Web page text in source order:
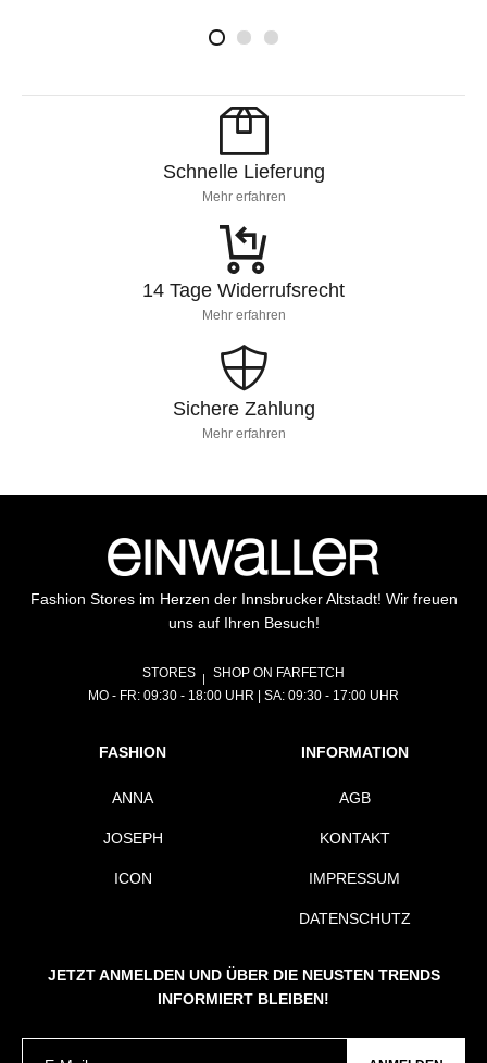
Schnelle Lieferung
Mehr erfahren
14 Tage Widerrufsrecht
Mehr erfahren
Sichere Zahlung
Mehr erfahren
Fashion Stores im Herzen der Innsbrucker Altstadt! Wir freuen
uns auf Ihren Besuch!
STORES
SHOP ON FARFETCH
MO - FR: 09:30 - 18:00 UHR | SA: 09:30 - 17:00 UHR
FASHION
ANNA
JOSEPH
ICON
INFORMATION
AGB
KONTAKT
IMPRESSUM
DATENSCHUTZ
JETZT ANMELDEN UND ÜBER DIE NEUSTEN TRENDS
INFORMIERT BLEIBEN!